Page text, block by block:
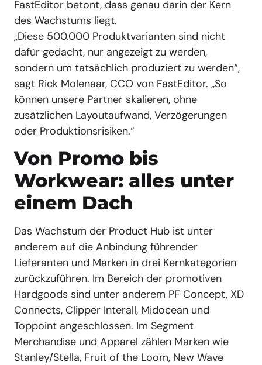
FastEditor betont, dass genau darin der Kern
des Wachstums liegt.
„Diese 500.000 Produktvarianten sind nicht
dafür gedacht, nur angezeigt zu werden,
sondern um tatsächlich produziert zu werden“,
sagt Rick Molenaar, CCO von FastEditor. „So
können unsere Partner skalieren, ohne
zusätzlichen Layoutaufwand, Verzögerungen
oder Produktionsrisiken.“
Von Promo bis
Workwear: alles unter
einem Dach
Das Wachstum der Product Hub ist unter
anderem auf die Anbindung führender
Lieferanten und Marken in drei Kernkategorien
zurückzuführen. Im Bereich der promotiven
Hardgoods sind unter anderem PF Concept, XD
Connects, Clipper Interall, Midocean und
Toppoint angeschlossen. Im Segment
Merchandise und Apparel zählen Marken wie
Stanley/Stella, Fruit of the Loom, New Wave